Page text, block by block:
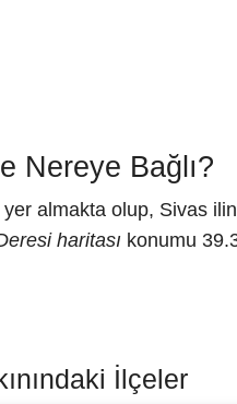
Nereye Bağlı?
almakta olup, Sivas
haritası konumu
İlçeler